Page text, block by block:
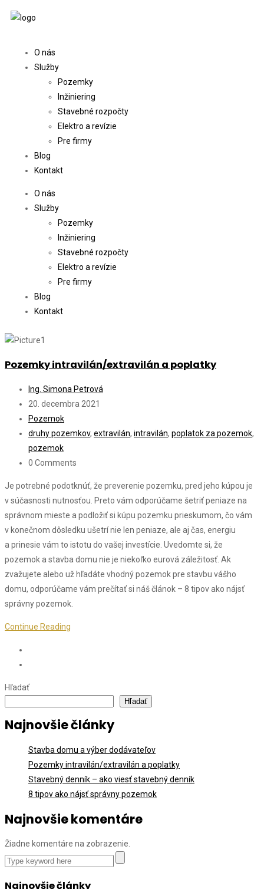
O nás
Služby
Pozemky
Inžiniering
Stavebné rozpočty
Elektro a revízie
Pre firmy
Blog
Kontakt
O nás
Služby
Pozemky
Inžiniering
Stavebné rozpočty
Elektro a revízie
Pre firmy
Blog
Kontakt
Pozemky intravilán/extravilán a poplatky
Ing. Simona Petrová
20. decembra 2021
Pozemok
druhy pozemkov, extravilán, intravilán, poplatok za pozemok,
pozemok
0 Comments
Je potrebné podotknúť, že preverenie pozemku, pred jeho kúpou je
v súčasnosti nutnosťou. Preto vám odporúčame šetriť peniaze na
správnom mieste a podložiť si kúpu pozemku prieskumom, čo vám
v konečnom dôsledku ušetrí nie len peniaze, ale aj čas, energiu
a prinesie vám to istotu do vašej investície. Uvedomte si, že
pozemok a stavba domu nie je niekoľko eurová záležitosť. Ak
zvažujete alebo už hľadáte vhodný pozemok pre stavbu vášho
domu, odporúčame vám prečítať si náš článok – 8 tipov ako nájsť
správny pozemok.
Continue Reading
Hľadať
Hľadať
Najnovšie články
Stavba domu a výber dodávateľov
Pozemky intravilán/extravilán a poplatky
Stavebný denník – ako viesť stavebný denník
8 tipov ako nájsť správny pozemok
Najnovšie komentáre
Žiadne komentáre na zobrazenie.
Najnovšie články